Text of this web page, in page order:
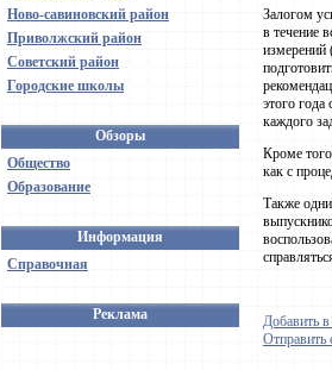
Ново-савиновский район
Приволжский район
Советский район
Городские школы
Обзоры
Общество
Образование
Информация
Справочная
Реклама
Залогом
в течение
измерений
этого
каждого
Кроме
как с
Также
Добавить
Отправить